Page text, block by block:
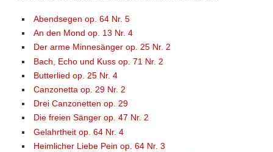
Abendsegen op. 64 Nr. 5
An den Mond op. 13 Nr. 4
Der arme Minnesänger op. 25 Nr. 2
Bach, Echo und Kuss op. 71 Nr. 2
Butterlied op. 25 Nr. 4
Canzonetta op. 29 Nr. 2
Drei Canzonetten op. 29
Die freien Sänger op. 47 Nr. 2
Gelahrtheit op. 64 Nr. 4
Heimlicher Liebe Pein op. 64 Nr. 3